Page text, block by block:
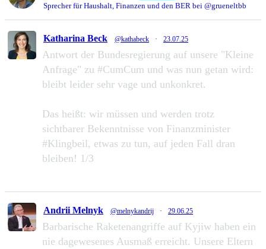
Sprecher für Haushalt, Finanzen und den BER bei @grueneltbb
Katharina Beck @kathabeck · 23.07.25
Antwort der Bundesregierung auf unsere "Kleine
Anfrage" zu #CumCum und was nun getan wird:
bleibt leider sehr vage und unkonkret.
Das heißt: wir müssen und werden trotz
sichtbarer Bekenntnisse von Finanzminister
#Klingbeil, etwas zu tun, auf jeden Fall dran
bleiben! 1/3
Andrii Melnyk @melnykandrij · 29.06.25
Barbarische Raketenangriffe auf Kyjiw haben ein
nie dagewesenes Ausmaß erreicht. Unsere Eltern